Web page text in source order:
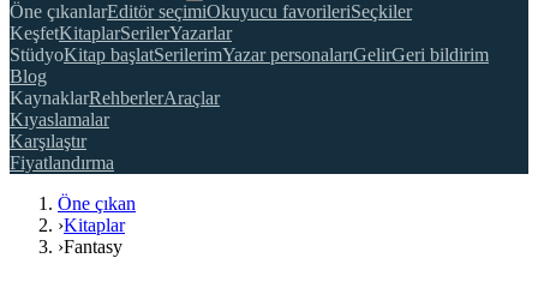
Öne çıkanlarEditör seçimiOkuyucu favorileriSeçkiler
KeşfetKitaplarSerilerYazarlar
StüdyoKitap başlatSerilerimYazar personalarıGelirGeri bildirim
Blog
KaynaklarRehberlerAraçlar
Kıyaslamalar
Karşılaştır
Fiyatlandırma
Öne çıkan
›Kitaplar
›Fantasy